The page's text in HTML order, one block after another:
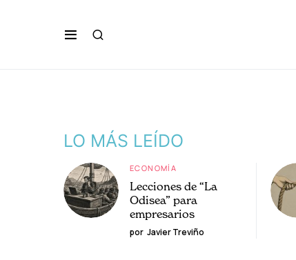
LO MÁS LEÍDO
ECONOMÍA
Lecciones de “La
Odisea” para
empresarios
por Javier Treviño